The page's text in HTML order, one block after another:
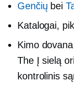
Genčių bei
Katalogai,
Kimo
The Į sielą
kontrolinis